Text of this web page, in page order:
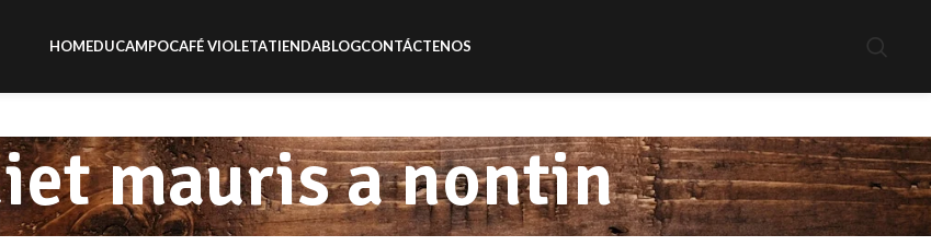
HOMEDUCAMPOCAFÉ VIOLETATIENDABLOGCONTÁCTENOS
mauris a nontin